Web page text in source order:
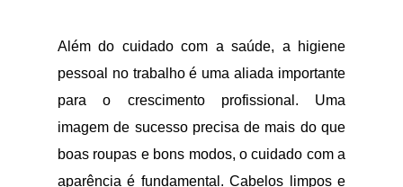
Além do cuidado com a saúde, a higiene
pessoal no trabalho é uma aliada importante
para o crescimento profissional. Uma
imagem de sucesso precisa de mais do que
boas roupas e bons modos, o cuidado com a
aparência é fundamental. Cabelos limpos e